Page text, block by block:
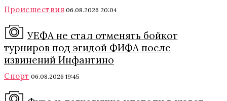
Происшествия 06.08.2026 20:04
УЕФА не стал отменять бойкот
турниров под эгидой ФИФА после
извинений Инфантино
Спорт 06.08.2026 19:45